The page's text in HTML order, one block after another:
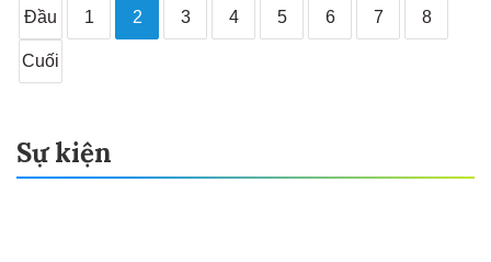
Đầu 1 2 3 4 5 6 7 8
Cuối
Sự kiện